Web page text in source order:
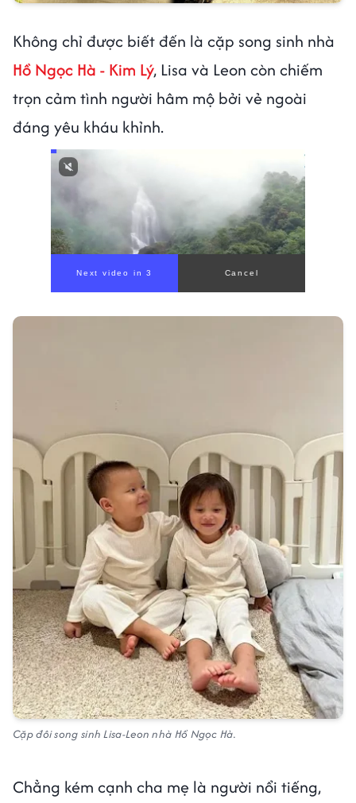
Không chỉ được biết đến là cặp song sinh nhà
Hồ Ngọc Hà - Kim Lý, Lisa và Leon còn chiếm
trọn cảm tình người hâm mộ bởi vẻ ngoài
đáng yêu kháu khỉnh.
Next video in 1 Cancel
Cặp đôi song sinh Lisa-Leon nhà Hồ Ngọc Hà.
Chẳng kém cạnh cha mẹ là người nổi tiếng,